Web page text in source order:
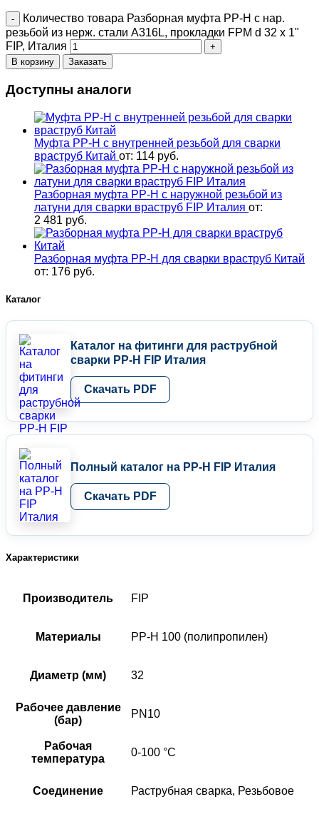
Количество товара Разборная муфта PP-H с нар.
резьбой из нерж. стали A316L, прокладки FPM d 32 х 1"
FIP, Италия
В корзину Заказать
Доступны аналоги
Муфта PP-H с внутренней резьбой для сварки
враструб Китай от: 114 руб.
Разборная муфта PP-H с наружной резьбой из
латуни для сварки враструб FIP Италия от:
2 481 руб.
Разборная муфта PP-H для сварки враструб Китай
от: 176 руб.
Каталог
Каталог на фитинги для раструбной
сварки PP-H FIP Италия
Скачать PDF
Полный каталог на PP-H FIP Италия
Скачать PDF
Характеристики
Производитель FIP
Материалы PP-H 100 (полипропилен)
Диаметр (мм) 32
Рабочее давление
(бар)
PN10
Рабочая
температура
0-100 °C
Соединение Раструбная сварка, Резьбовое